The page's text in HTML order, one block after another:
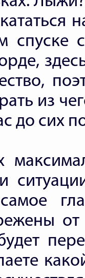
спуске
из
до сих
от